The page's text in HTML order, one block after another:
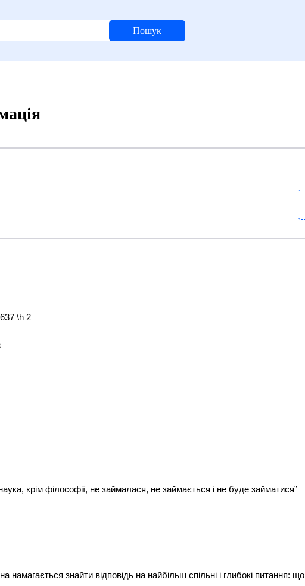
Пошук
\h 2
крім філософії, не займалася, не займається і не буде займатися”
знайти відповідь на найбільш спільні і глибокі питання: що